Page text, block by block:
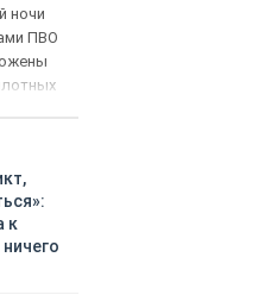
ночи
ПВО
к